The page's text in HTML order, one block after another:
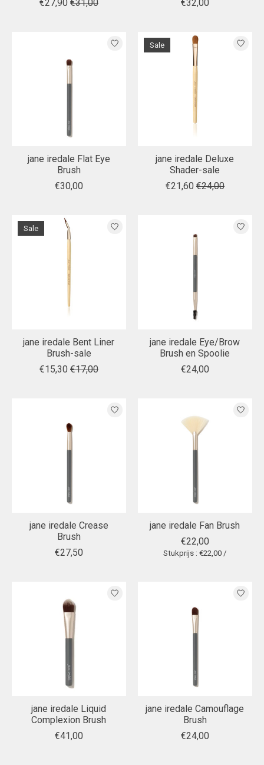
€27,90 €31,00 €32,00
jane iredale Flat Eye
Brush
€30,00
Sale
jane iredale Deluxe
Shader-sale
€21,60 €24,00
Sale
jane iredale Bent Liner
Brush-sale
€15,30 €17,00
jane iredale Eye/Brow
Brush en Spoolie
€24,00
jane iredale Crease
Brush
€27,50
jane iredale Fan Brush
€22,00
Stukprijs : €22,00 /
jane iredale Liquid
Complexion Brush
€41,00
jane iredale Camouflage
Brush
€24,00